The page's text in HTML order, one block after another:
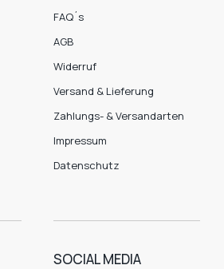
FAQ´s
AGB
Widerruf
Versand & Lieferung
Zahlungs- & Versandarten
Impressum
Datenschutz
SOCIAL MEDIA